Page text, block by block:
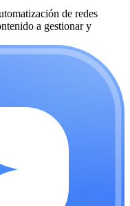
de redes
a gestionar y